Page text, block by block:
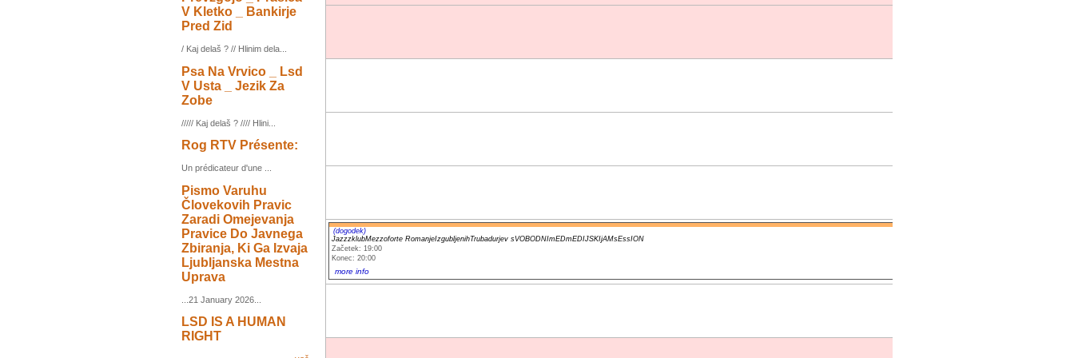
V Kletko _ Bankirje
Pred Zid
/ Kaj delaš ? // Hlinim dela...
Psa Na Vrvico _ Lsd
V Usta _ Jezik Za
Zobe
///// Kaj delaš ? //// Hlini...
Rog RTV Présente:
Un prédicateur d'une ...
Pismo Varuhu
Človekovih Pravic
Zaradi Omejevanja
Pravice Do Javnega
Zbiranja, Ki Ga Izvaja
Ljubljanska Mestna
Uprava
...21 January 2026...
LSD IS A HUMAN
RIGHT
(dogodek)
JazzzklubMezzoforte RomanjeIzgubljenihTrubadurjev sVOBODNImEDmEDIJSKIjAMsEssION
Začetek: 19:00
Konec: 20:00
more info